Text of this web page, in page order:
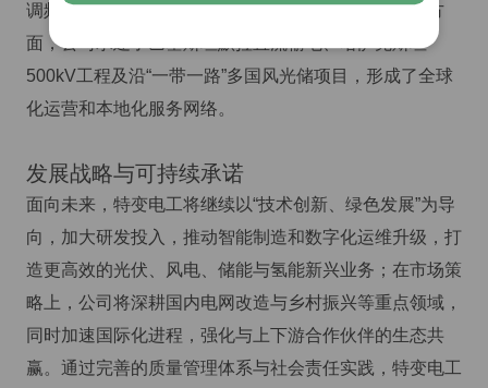
调频与可再生能源消纳中发挥了重要作用。海外市场方
面，公司承建了巴基斯坦默拉直流输电、哈萨克斯坦
500kV工程及沿“一带一路”多国风光储项目，形成了全球
化运营和本地化服务网络。
发展战略与可持续承诺
面向未来，特变电工将继续以“技术创新、绿色发展”为导
向，加大研发投入，推动智能制造和数字化运维升级，打
造更高效的光伏、风电、储能与氢能新兴业务；在市场策
略上，公司将深耕国内电网改造与乡村振兴等重点领域，
同时加速国际化进程，强化与上下游合作伙伴的生态共
赢。通过完善的质量管理体系与社会责任实践，特变电工